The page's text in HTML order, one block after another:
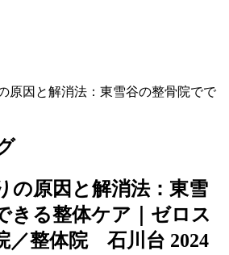
原因と解消法：東雪谷の整骨院でで
の原因と解消法：東雪
きる整体ケア｜ゼロス
／整体院 石川台 2024